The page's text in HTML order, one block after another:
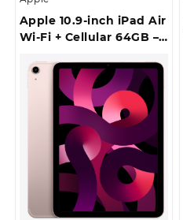
Apple 10.9-inch iPad Air
Wi-Fi + Cellular 64GB –